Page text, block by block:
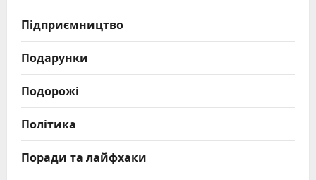
Підприємництво
Подарунки
Подорожі
Політика
Поради та лайфхаки